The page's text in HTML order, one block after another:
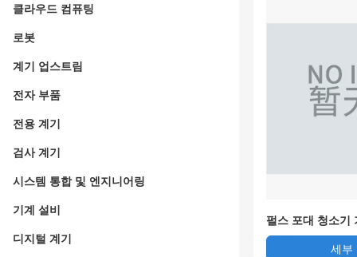
클라우드 컴퓨팅
로봇
계기 업스트림
전자 부품
전용 계기
검사 계기
시스템 통합 및 엔지니어링
기계 설비
디지털 계기
펄스 포대 청소기
강 제련 먼지 관
세부